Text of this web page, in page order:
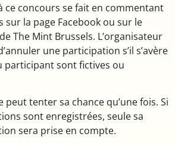
ce concours se fait en commentant
sur la page Facebook ou sur le
The Mint Brussels. L’organisateur
une participation s’il s’avère
participant sont fictives ou
tenter sa chance qu’une fois. Si
sont enregistrées, seule sa
sera prise en compte.